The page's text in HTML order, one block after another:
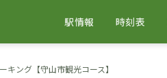
駅情報 時刻表
ング【守山市観光コース】